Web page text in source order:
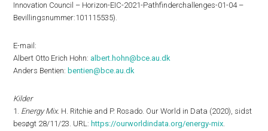
Innovation Council – Horizon-EIC-2021-Pathfinderchallenges-01-04 –
Bevillingsnummer:101115535).
E-mail:
Albert Otto Erich Hohn: albert.hohn@bce.au.dk
Anders Bentien: bentien@bce.au.dk
Kilder
1. Energy Mix. H. Ritchie and P. Rosado. Our World in Data (2020), sidst
besøgt 28/11/23. URL: https://ourworldindata.org/energy-mix.